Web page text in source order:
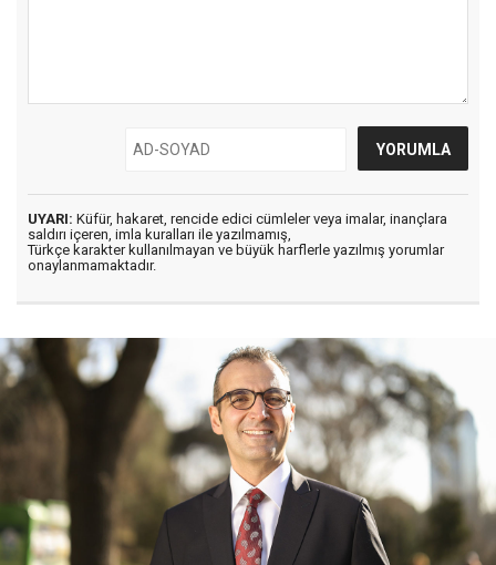
UYARI: Küfür, hakaret, rencide edici cümleler veya imalar, inançlara
saldırı içeren, imla kuralları ile yazılmamış,
Türkçe karakter kullanılmayan ve büyük harflerle yazılmış yorumlar
onaylanmamaktadır.